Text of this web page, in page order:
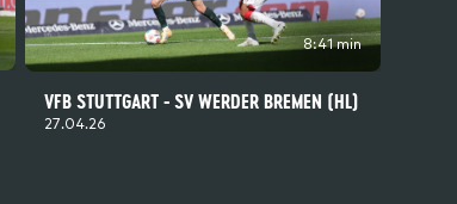
8:41 min
VFB STUTTGART - SV WERDER BREMEN (HL)
27.04.26